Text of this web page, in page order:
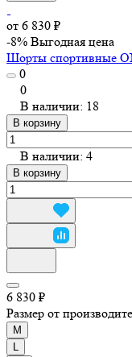
от 6 830 ₽
-8% Выгодная цена
Шорты спортивные
0
0
В наличии: 18
В корзину
В наличии: 4
В корзину
6 830 ₽
Размер от
M